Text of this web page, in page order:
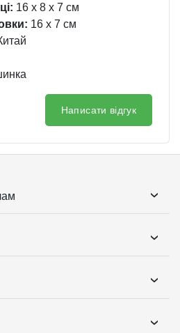
16 x 8 x 7 см
16 x 7 см
Написати відгук